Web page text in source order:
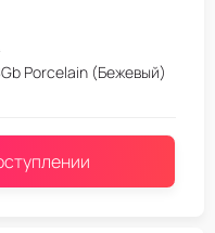
Porcelain (Бежевый)